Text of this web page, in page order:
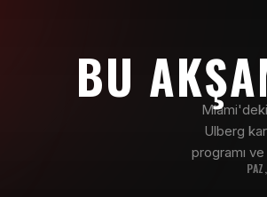
BU
Ulberg
programı